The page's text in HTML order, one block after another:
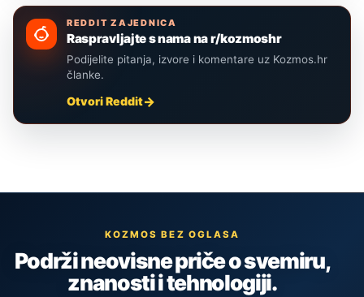
REDDIT ZAJEDNICA
Raspravljajte s nama na r/kozmoshr
Podijelite pitanja, izvore i komentare uz Kozmos.hr
članke.
Otvori Reddit
KOZMOS BEZ OGLASA
Podrži neovisne priče o svemiru,
znanosti i tehnologiji.